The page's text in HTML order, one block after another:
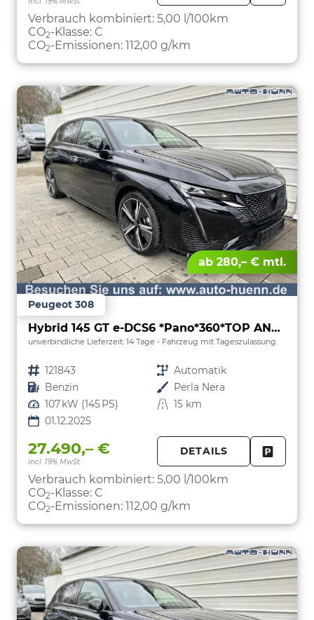
Verbrauch kombiniert: 5,00 l/100km
CO2-Klasse: C
CO2-Emissionen: 112,00 g/km
ab 280,– € mtl.
Peugeot 308
Hybrid 145 GT e-DCS6 *Pano*360*TOP ANGEBOT
unverbindliche Lieferzeit: 14 Tage Fahrzeug mit Tageszulassung
Fahrzeugnr. 121843 Getriebe Automatik
Kraftstoff Benzin Außenfarbe Perla Nera
Leistung 107 kW (145 PS) Kilometerstand 15 km
01.12.2025
27.490,– €
incl. 19% MwSt.
DETAILS
Verbrauch kombiniert: 5,00 l/100km
CO2-Klasse: C
CO2-Emissionen: 112,00 g/km